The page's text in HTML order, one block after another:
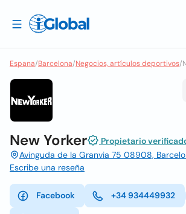
Espana/Barcelona/Negocios, artículos deportivos/
New Yorker
Propietario
Avinguda de la Granvia 75 08908,
Escribe una reseña
Facebook +34 934449932